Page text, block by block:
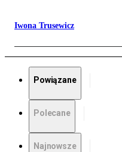
Iwona Trusewicz
Powiązane
Polecane
Najnowsze